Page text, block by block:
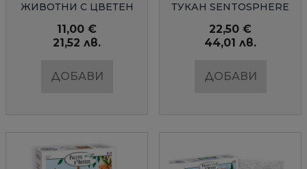
ЖИВОТНИ С ЦВЕТЕН
11,00 €
21,52 лв.
ДОБАВИ
ТУКАН SENTOSPHERE
22,50 €
44,01 лв.
ДОБАВИ